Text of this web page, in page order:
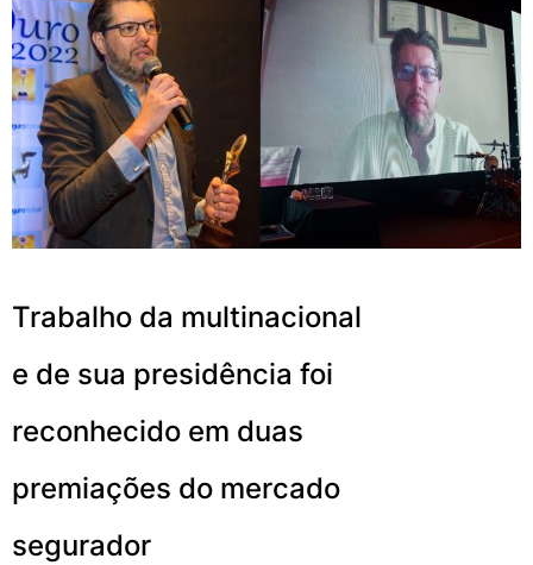
Trabalho da multinacional
e de sua presidência foi
reconhecido em duas
premiações do mercado
segurador